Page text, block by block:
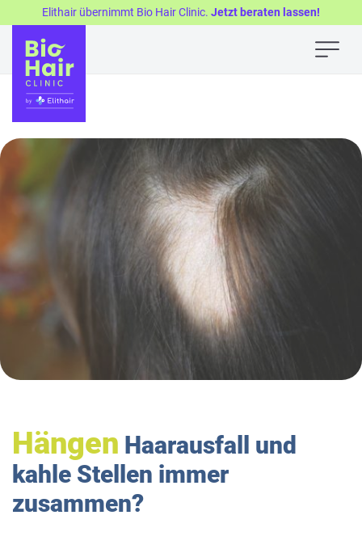
Elithair übernimmt Bio Hair Clinic. Jetzt beraten lassen!
Hängen Haarausfall und
kahle Stellen immer
zusammen?